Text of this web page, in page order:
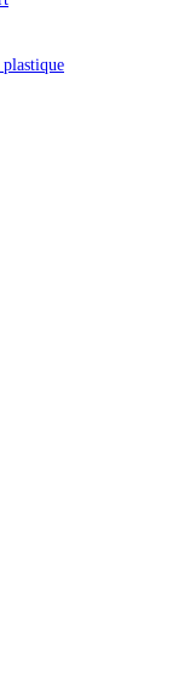
plastique